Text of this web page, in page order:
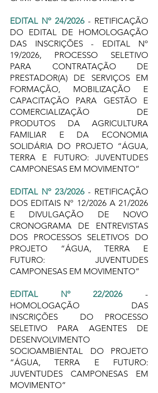
EDITAL Nº 24/2026 - RETIFICAÇÃO
DO EDITAL DE HOMOLOGAÇÃO
DAS INSCRIÇÕES - EDITAL Nº
19/2026, PROCESSO SELETIVO
PARA CONTRATAÇÃO DE
PRESTADOR(A) DE SERVIÇOS EM
FORMAÇÃO, MOBILIZAÇÃO E
CAPACITAÇÃO PARA GESTÃO E
COMERCIALIZAÇÃO DE
PRODUTOS DA AGRICULTURA
FAMILIAR E DA ECONOMIA
SOLIDÁRIA DO PROJETO “ÁGUA,
TERRA E FUTURO: JUVENTUDES
CAMPONESAS EM MOVIMENTO”
EDITAL Nº 23/2026 - RETIFICAÇÃO
DOS EDITAIS Nº 12/2026 A 21/2026
E DIVULGAÇÃO DE NOVO
CRONOGRAMA DE ENTREVISTAS
DOS PROCESSOS SELETIVOS DO
PROJETO “ÁGUA, TERRA E
FUTURO: JUVENTUDES
CAMPONESAS EM MOVIMENTO”
EDITAL Nº 22/2026
-
HOMOLOGAÇÃO DAS
INSCRIÇÕES DO PROCESSO
SELETIVO PARA AGENTES DE
DESENVOLVIMENTO
SOCIOAMBIENTAL DO PROJETO
“ÁGUA, TERRA E FUTURO:
JUVENTUDES CAMPONESAS EM
MOVIMENTO”